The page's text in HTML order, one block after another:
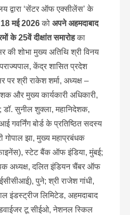
द्वारा ‘सेंटर ऑफ एक्सीलेंस’ के
18मई2026को अपने अहमदाबाद
के25वें दीक्षांत समारोहका
शोभा मुख्य अतिथि श्री विनय
केंद्र शासित प्रदेश
श्री राकेश शर्मा, अध्यक्ष –
और मुख्य कार्यकारी अधिकारी,
सुनील शुक्ला, महानिदेशक,
बोर्ड के प्रतिष्ठित सदस्य
गोपाल झा, मुख्य महाप्रबंधक
स्टेट बैंक ऑफ इंडिया, मुंबई;
अध्यक्ष, दलित इंडियन चैंबर ऑफ
पुने; श्री राजेश गांधी,
इंडस्ट्रीज लिमिटेड, अहमदाबाद
टू सीईओ, नेशनल स्किल